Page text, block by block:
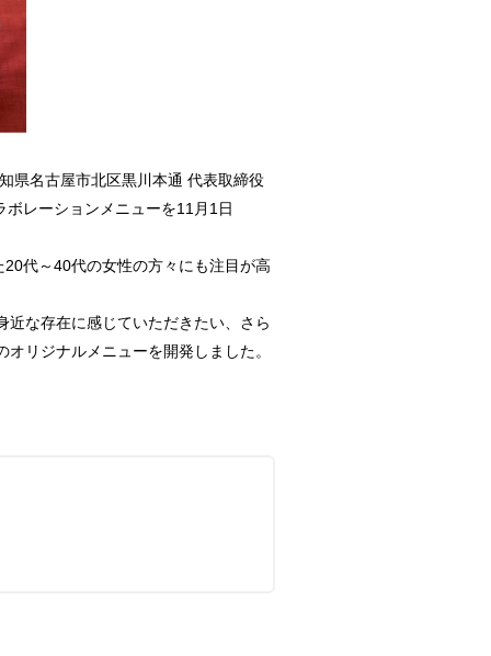
県名古屋市北区黒川本通 代表取締役
レーションメニューを11月1日
代～40代の女性の方々にも注目が高
な存在に感じていただきたい、さら
リジナルメニューを開発しました。